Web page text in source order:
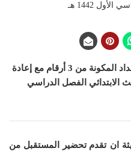
1442 هـ
تحضير المستقبل من عين طرح الأعداد المكونة من 3 أرقام مع إعادة
الابتدائي الفصل الدراسي
ان تقدم تحضير المستقبل من